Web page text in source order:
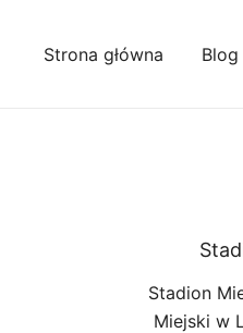
Strona główna Blog
Stadion
Miejski w